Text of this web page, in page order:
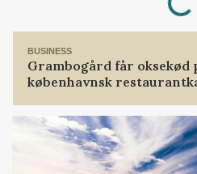
BUSINESS
Grambogård får oksekød
københavnsk